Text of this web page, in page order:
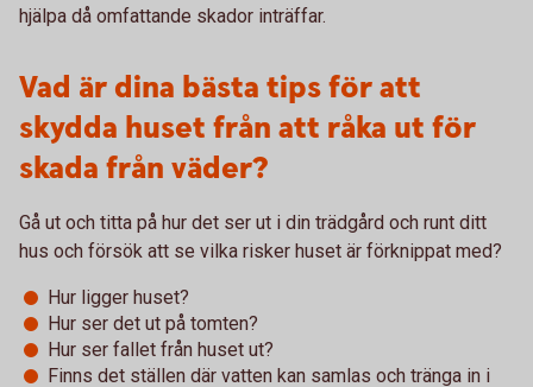
hjälpa då omfattande skador inträffar.
Vad är dina bästa tips för att
skydda huset från att råka ut för
skada från väder?
Gå ut och titta på hur det ser ut i din trädgård och runt ditt
hus och försök att se vilka risker huset är förknippat med?
Hur ligger huset?
Hur ser det ut på tomten?
Hur ser fallet från huset ut?
Finns det ställen där vatten kan samlas och tränga in i